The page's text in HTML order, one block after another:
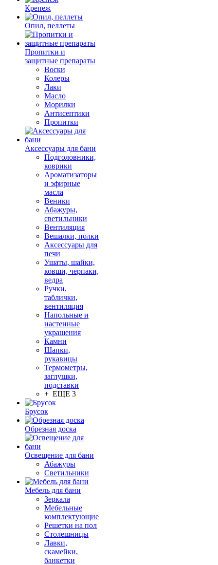
Крепеж
Опил, пеллеты
Пропитки и
защитные препараты
Воски
Колеры
Лаки
Масло
Морилки
Антисептики
Пропитки
Аксессуары для бани
Подголовники,
коврики
Ароматизаторы
и эфирные
масла
Веники
Абажуры,
светильники
Вентиляция
Вешалки, полки
Аксессуары для
печи
Ушаты, шайки,
ковши, черпаки,
ведра
Ручки,
таблички,
вентиляция
Напольные и
настенные
украшения
Камни
Шапки,
рукавицы
Термометры,
заглушки,
подставки
+ ЕЩЕ 3
Брусок
Обрезная доска
Освещение для бани
Абажуры
Светильники
Мебель для бани
Зеркала
Мебельные
комплектующие
Решетки на пол
Столешницы
Лавки,
скамейки,
банкетки